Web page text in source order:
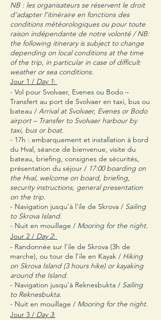
NB : les organisateurs se réservent le droit
d’adapter l’itinéraire en fonctions des
conditions météorologiques ou pour toute
raison indépendante de notre volonté / NB:
the following itinerary is subject to change
depending on local conditions at the time
of the trip, in particular in case of difficult
weather or sea conditions.
Jour 1 / Day 1:
- Vol pour Svolvaer, Evenes ou Bodo –
Transfert au port de Svolvaer en taxi, bus ou
bateau / Arrival at Svolvaer, Evenes or Bodo
airport – Transfer to Svolvaer harbour by
taxi, bus or boat.
- 17h : embarquement et installation à bord
du Hval, séance de bienvenue, visite du
bateau, briefing, consignes de sécurités,
présentation du séjour / 17:00 boarding on
the Hval, welcome on board, briefing,
security instructions, general presentation
on the trip.
- Navigation jusqu’à l’ile de Skrova / Sailing
to Skrova Island.
- Nuit en mouillage / Mooring for the night.
Jour 2 / Day 2:
- Randonnée sur l’ile de Skrova (3h de
marche), ou tour de l’ile en Kayak / Hiking
on Skrova Island (3 hours hike) or kayaking
around the Island.
- Navigation jusqu’à Reknesbukta / Sailing
to Reknesbukta.
- Nuit en mouillage / Mooring for the night.
Jour 3 / Day 3: